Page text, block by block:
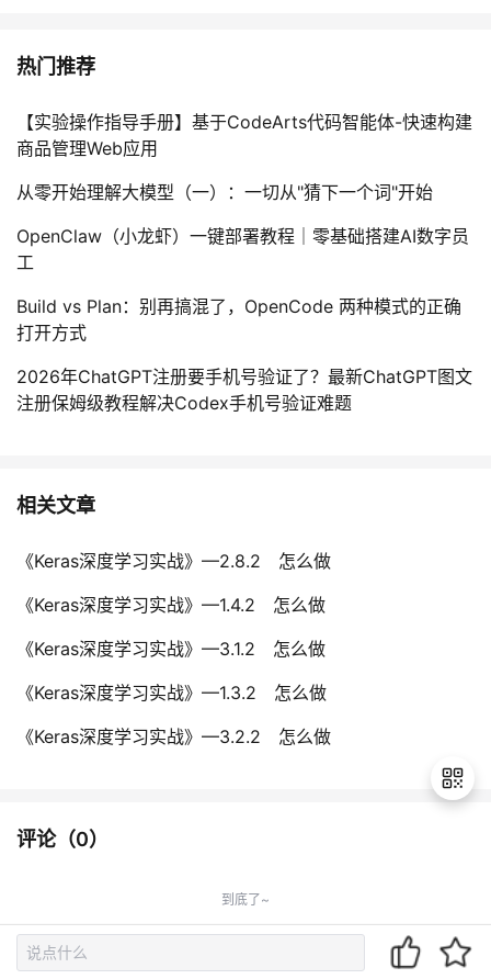
热门推荐
【实验操作指导手册】基于CodeArts代码智能体-快速构建
商品管理Web应用
从零开始理解大模型（一）：一切从"猜下一个词"开始
OpenClaw（小龙虾）一键部署教程｜零基础搭建AI数字员
工
Build vs Plan：别再搞混了，OpenCode 两种模式的正确
打开方式
2026年ChatGPT注册要手机号验证了？最新ChatGPT图文
注册保姆级教程解决Codex手机号验证难题
相关文章
《Keras深度学习实战》—2.8.2 怎么做
《Keras深度学习实战》—1.4.2 怎么做
《Keras深度学习实战》—3.1.2 怎么做
《Keras深度学习实战》—1.3.2 怎么做
《Keras深度学习实战》—3.2.2 怎么做
评论（0）
到底了~